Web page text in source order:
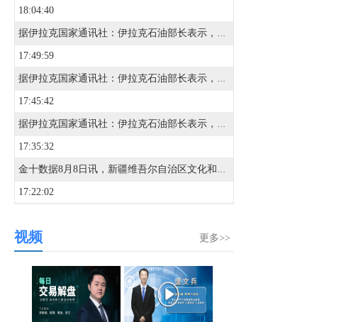
18:04:40
据伊拉克国家通讯社：伊拉克石油部长表示，新管道输送能力为每日200万桶。
17:49:59
据伊拉克国家通讯社：伊拉克石油部长表示，伊拉克目前日产270万桶，出口一半产量。
17:45:42
据伊拉克国家通讯社：伊拉克石油部长表示，巴格达正与伊朗进行谈判，以允许伊拉克石油出口，但相关安排尚未生效。
17:35:32
金十数据8月8日讯，新疆维吾尔自治区文化和旅游厅今日（8月8日）发布通报，为持续优化旅游环境，更大力度惠及广大游客，新疆维吾尔自治区文化和旅游厅联合有关部门指导全区4A级及以上涉收取自驾服务费的旅游景区，对收费模式和标准作出优化调整。各景区制定优化调整方案，按程序报备后，将原按“人”收费、按“车”收费全部调整为按“车”收费，根据不同车型（以机动车行驶证核定载人数为准）：5座及以下价格均不超过120元/车，6至7座不超过180元/车，8至19座不超过300元/车，20座及以上不超过600元/车。（央视新闻）
17:22:02
17:08:34
17:03:48
更多>>
视频